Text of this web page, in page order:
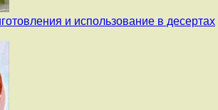
и использование в десертах